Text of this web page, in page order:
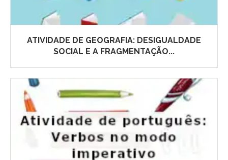
ATIVIDADE DE GEOGRAFIA: DESIGUALDADE
SOCIAL E A FRAGMENTAÇÃO...